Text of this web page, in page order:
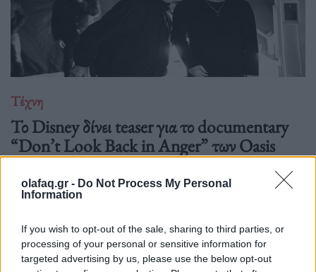
olafaq.gr - Do Not Process My Personal
Information
If you wish to opt-out of the sale, sharing to third parties, or
processing of your personal or sensitive information for
targeted advertising by us, please use the below opt-out
Τέχνη
Το Disney δίνει teaser για το documentary
“Don’t Look Back in Anger” των Oasis
Το "Don’t Look Back in Anger" καταγράφει την επανένωση
των Oasis και την sold-out περιοδεία “Oasis Live